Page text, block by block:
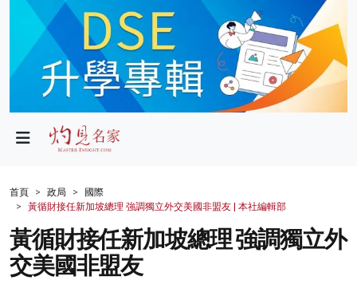
政局
財經
生活
健康
商業
首頁 政局
國際
黃循財接任新加坡總理 強調獨立外交美國非盟友 | 本社編輯部
黃循財接任新加坡總理 強調獨立外
交美國非盟友